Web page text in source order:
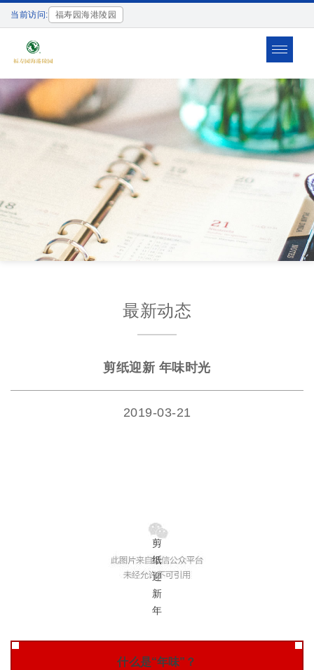
当前访问: 福寿园海港陵园
Toggle
最新动态
剪纸迎新 年味时光
2019-03-21
剪
纸
迎
新
年
什么是“年味”？